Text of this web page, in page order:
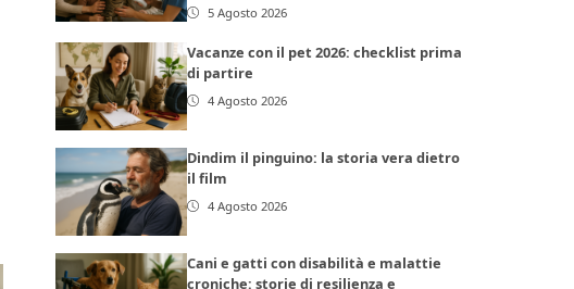
5 Agosto 2026
Vacanze con il pet 2026: checklist prima
di partire
4 Agosto 2026
Dindim il pinguino: la storia vera dietro
il film
4 Agosto 2026
Cani e gatti con disabilità e malattie
croniche: storie di resilienza e